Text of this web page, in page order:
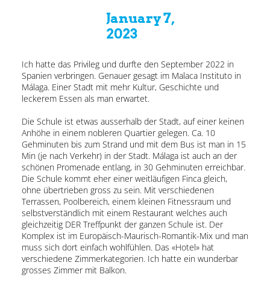
January 7,
2023
Ich hatte das Privileg und durfte den September 2022 in
Spanien verbringen. Genauer gesagt im Malaca Instituto in
Málaga. Einer Stadt mit mehr Kultur, Geschichte und
leckerem Essen als man erwartet.
Die Schule ist etwas ausserhalb der Stadt, auf einer keinen
Anhöhe in einem nobleren Quartier gelegen. Ca. 10
Gehminuten bis zum Strand und mit dem Bus ist man in 15
Min (je nach Verkehr) in der Stadt. Málaga ist auch an der
schönen Promenade entlang, in 30 Gehminuten erreichbar.
Die Schule kommt eher einer weitläufigen Finca gleich,
ohne übertrieben gross zu sein. Mit verschiedenen
Terrassen, Poolbereich, einem kleinen Fitnessraum und
selbstverständlich mit einem Restaurant welches auch
gleichzeitig DER Treffpunkt der ganzen Schule ist. Der
Komplex ist im Europäisch-Maurisch-Romantik-Mix und man
muss sich dort einfach wohlfühlen. Das «Hotel» hat
verschiedene Zimmerkategorien. Ich hatte ein wunderbar
grosses Zimmer mit Balkon.